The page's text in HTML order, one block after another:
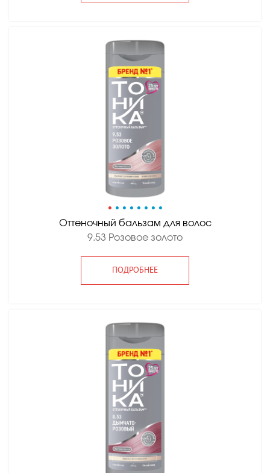
• • • • • • • •
Оттеночный бальзам для волос
9.53 Розовое золото
ПОДРОБНЕЕ